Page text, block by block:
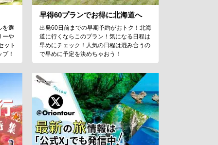
を選
ーや
ット
！
早得60プランでお得に北海道へ
出発60日前までの早期予約がおトク！北海
道に行くならこのプラン！気になる日程は
早めにチェック！人気の日程は混み合うの
で早めに予定を決めちゃおう！